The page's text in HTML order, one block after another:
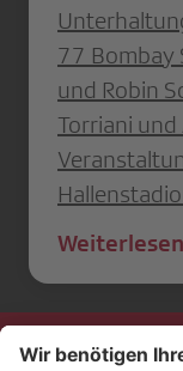
77 Bombay
und Robin
Torriani
Weiterlesen